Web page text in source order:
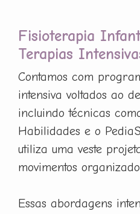
Fisioterapia
Terapias
Contamos com
intensiva voltados ao
incluindo técnicas
Habilidades e o
utiliza uma veste
movimentos
Essas abordagens